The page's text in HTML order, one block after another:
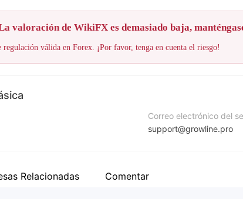
valoración de WikiFX es demasiado baja,
regulación válida en Forex. ¡Por favor, tenga en cuenta el riesgo!
Correo electrónico del
support@growline.pro
Relacionadas Comentar